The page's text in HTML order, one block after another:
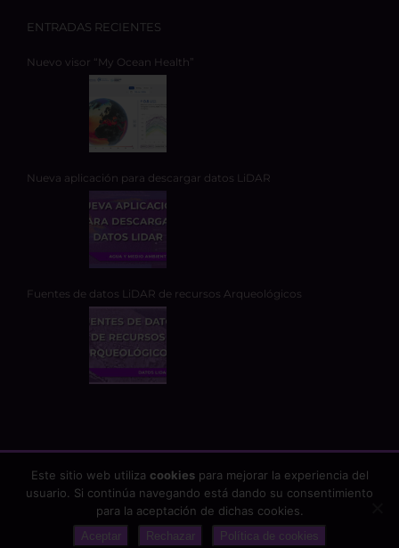
ENTRADAS RECIENTES
Nuevo visor “My Ocean Health”
Nueva aplicación para descargar datos LiDAR
Fuentes de datos LiDAR de recursos Arqueológicos
Copyright 2026 - TYC GIS Soluciones Integrales SL | Todos los
Este sitio web utiliza cookiespara mejorar la experiencia del
usuario. Si continúa navegando está dando su consentimiento
para la aceptación de dichas cookies.
Aceptar Rechazar Política de cookies